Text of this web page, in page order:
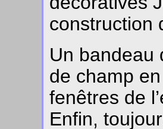
construction
Un bandeau
de champ
fenêtres de
Enfin,